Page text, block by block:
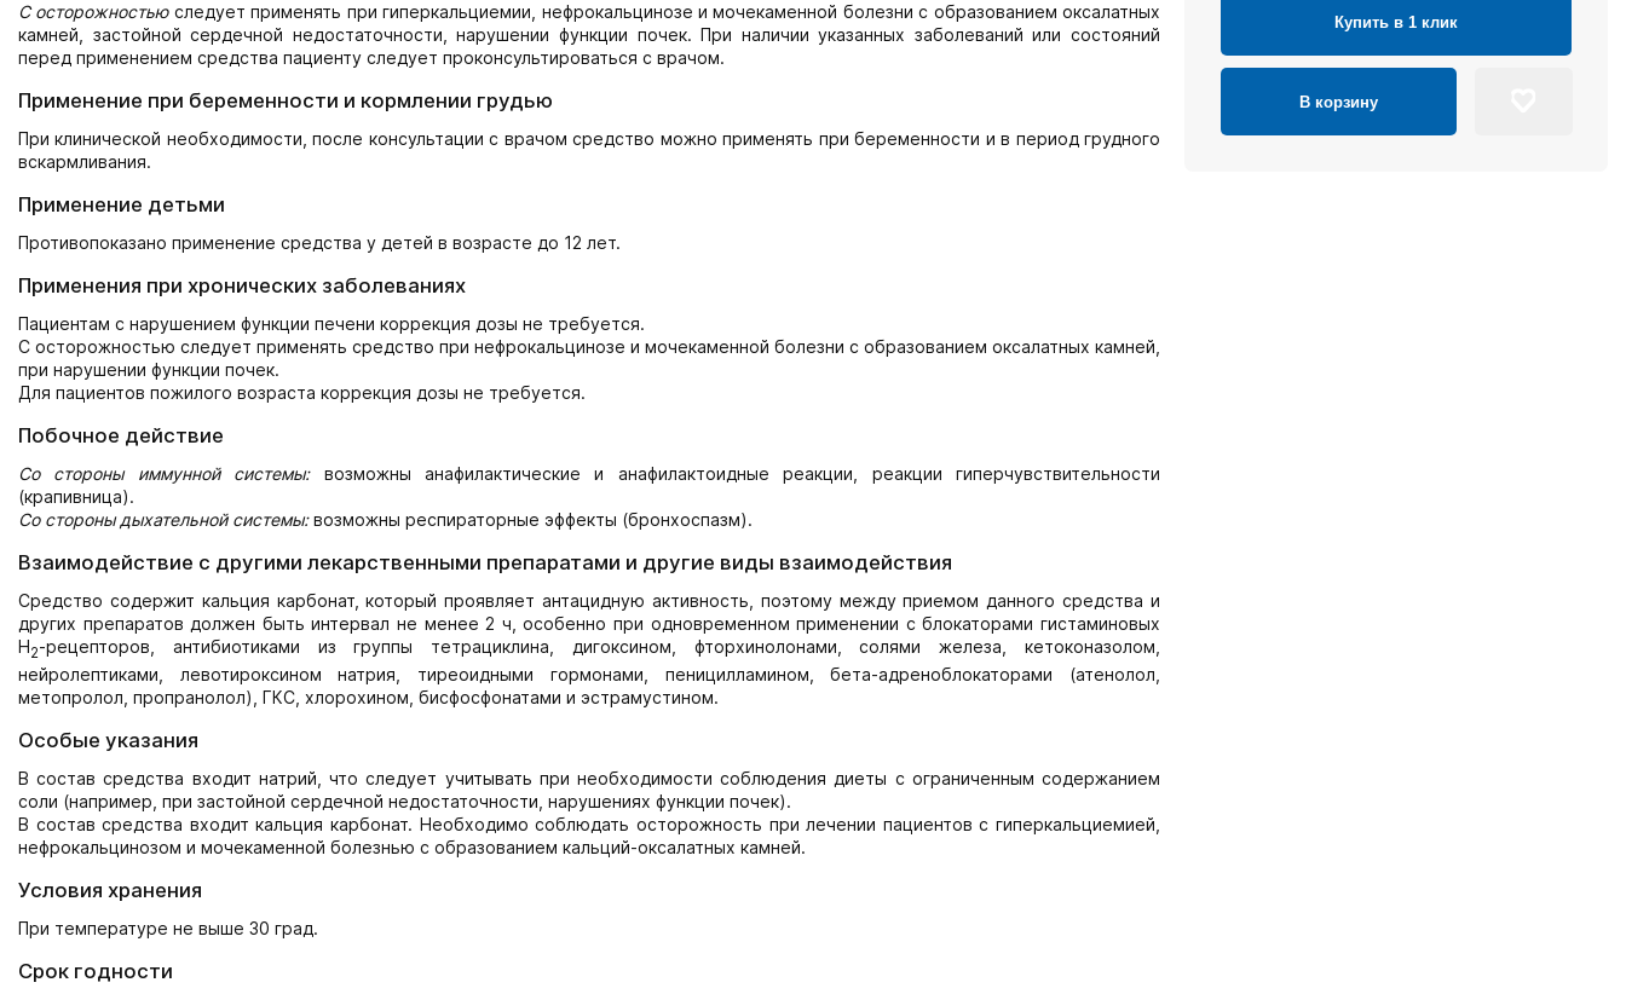
С осторожностьюследует применять при гиперкальциемии, нефрокальцинозе и мочекаменной болезни с образованием оксалатных
камней, застойной сердечной недостаточности, нарушении функции почек. При наличии указанных заболеваний или состояний
перед применением средства пациенту следует проконсультироваться с врачом.
Применение при беременности и кормлении грудью
При клинической необходимости, после консультации с врачом средство можно применять при беременности и в период грудного
вскармливания.
Применение детьми
Противопоказано применение средства у детей в возрасте до 12 лет.
Применения при хронических заболеваниях
Пациентам с нарушением функции печени коррекция дозы не требуется.
С осторожностью следует применять средство при нефрокальцинозе и мочекаменной болезни с образованием оксалатных камней,
при нарушении функции почек.
Для пациентов пожилого возраста коррекция дозы не требуется.
Побочное действие
Со стороны иммунной системы: возможны анафилактические и анафилактоидные реакции, реакции гиперчувствительности
(крапивница).
Со стороны дыхательной системы:возможны респираторные эффекты (бронхоспазм).
Взаимодействие с другими лекарственными препаратами и другие виды взаимодействия
Средство содержит кальция карбонат, который проявляет антацидную активность, поэтому между приемом данного средства и
других препаратов должен быть интервал не менее 2 ч, особенно при одновременном применении с блокаторами гистаминовых
Н2-рецепторов, антибиотиками из группы тетрациклина, дигоксином, фторхинолонами, солями железа, кетоконазолом,
нейролептиками, левотироксином натрия, тиреоидными гормонами, пеницилламином, бета-адреноблокаторами (атенолол,
метопролол, пропранолол), ГКС, хлорохином, бисфосфонатами и эстрамустином.
Особые указания
В состав средства входит натрий, что следует учитывать при необходимости соблюдения диеты с ограниченным содержанием
соли (например, при застойной сердечной недостаточности, нарушениях функции почек).
В состав средства входит кальция карбонат. Необходимо соблюдать осторожность при лечении пациентов с гиперкальциемией,
нефрокальцинозом и мочекаменной болезнью с образованием кальций-оксалатных камней.
Условия хранения
При температуре не выше 30 град.
Срок годности
Купить в 1 клик
В корзину